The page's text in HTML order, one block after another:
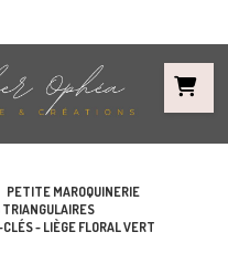
PETITE MAROQUINERIE
- LIÈGE FLORAL VERT